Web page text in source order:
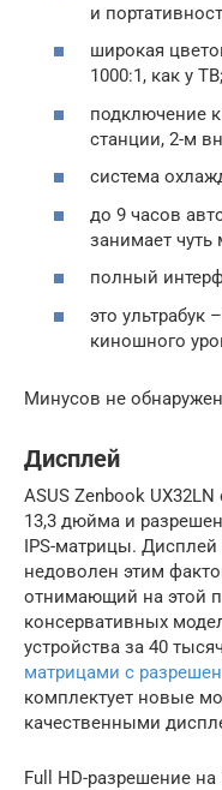
и
широкая
1000:1, как у ТВ;
подключение
станции, 2-м
система
до 9 часов
занимает чуть
полный
это ультрабук
киношного
Минусов не
Дисплей
ASUS Zenbook
13,3 дюйма и
IPS-матрицы.
недоволен этим
отнимающий на этой
консервативных
устройства за 40
матрицами с
комплектует новые
качественными
Full HD-разрешение